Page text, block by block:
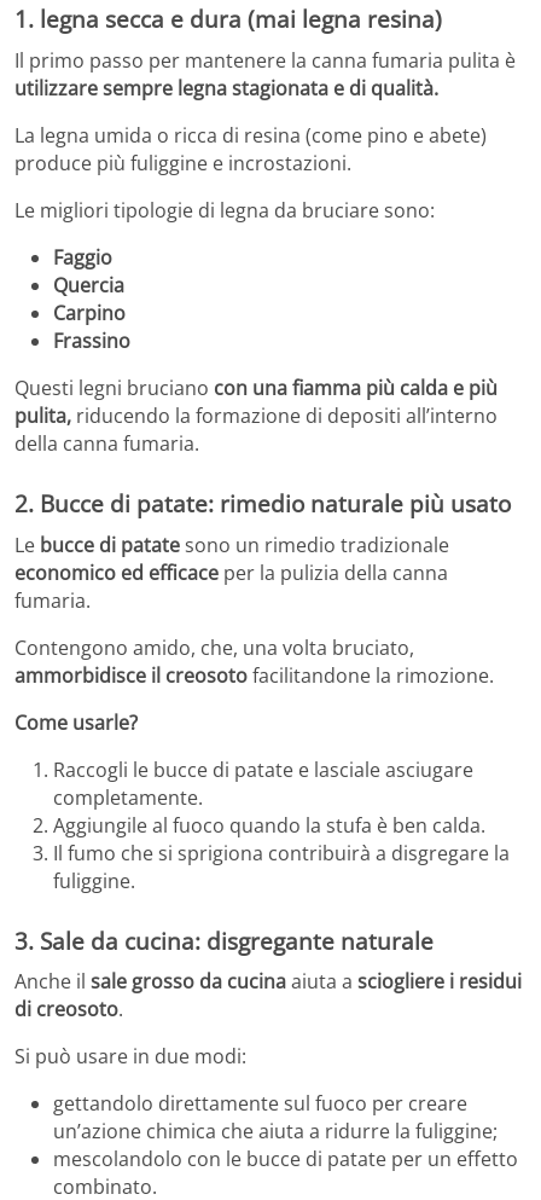
1. legna secca e dura (mai legna resina)
Il primo passo per mantenere la canna fumaria pulita è
utilizzare sempre legna stagionata e di qualità.
La legna umida o ricca di resina (come pino e abete)
produce più fuliggine e incrostazioni.
Le migliori tipologie di legna da bruciare sono:
Faggio
Quercia
Carpino
Frassino
Questi legni bruciano con una fiamma più calda e più
pulita, riducendo la formazione di depositi all’interno
della canna fumaria.
2. Bucce di patate: rimedio naturale più usato
Le bucce di patatesono un rimedio tradizionale
economico ed efficace per la pulizia della canna
fumaria.
Contengono amido, che, una volta bruciato,
ammorbidisce il creosotofacilitandone la rimozione.
Come usarle?
Raccogli le bucce di patate e lasciale asciugare
completamente.
Aggiungile al fuoco quando la stufa è ben calda.
Il fumo che si sprigiona contribuirà a disgregare la
fuliggine.
3. Sale da cucina: disgregante naturale
Anche il sale grosso da cucinaaiuta a sciogliere i residui
di creosoto.
Si può usare in due modi:
gettandolo direttamente sul fuoco per creare
un’azione chimica che aiuta a ridurre la fuliggine;
mescolandolo con le bucce di patate per un effetto
combinato.